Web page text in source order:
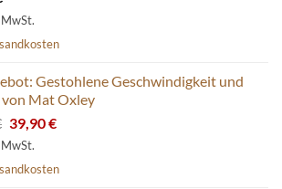
Gestohlene Geschwindigkeit und
von Mat Oxley
Ursprünglicher
Preis
war:
54,80 €
39,90€Aktueller
39,90 €.